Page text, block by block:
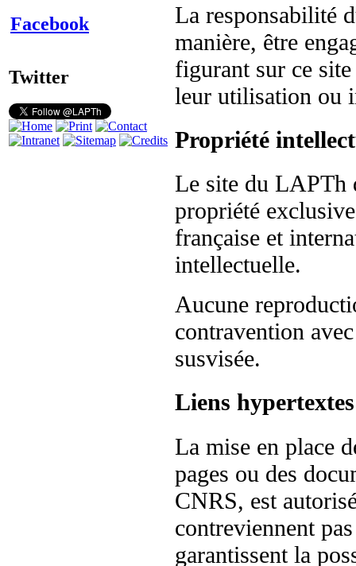
Facebook
Twitter
La responsabilité
manière, être
figurant sur ce
leur utilisation ou
Propriété
Le site du LAPTh
propriété
française et
intellectuelle.
Aucune
contravention
susvisée.
Liens hypertextes
La mise en place
pages ou des
CNRS, est
contreviennent
garantissent la